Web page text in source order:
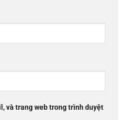
và trang web trong trình duyệt